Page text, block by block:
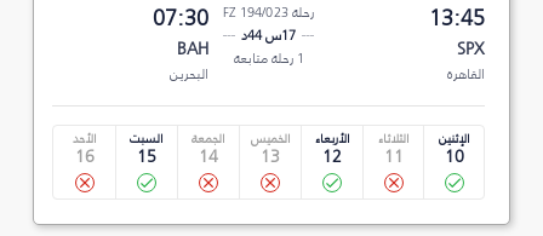
13:45
SPX
القاهرة
رحلة FZ 194/023
17س 44د
1 رحلة متابعة
07:30
BAH
البحرين
الإثنين
10
الثلاثاء
11
الأربعاء
12
الخميس
13
الجمعة
14
السبت
15
الأحد
16